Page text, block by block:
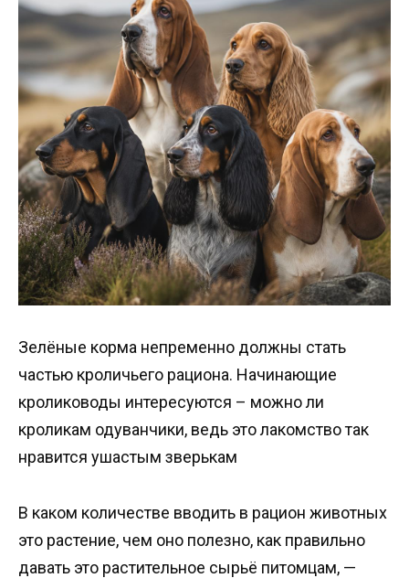
Зелёные корма непременно должны стать
частью кроличьего рациона. Начинающие
кролиководы интересуются – можно ли
кроликам одуванчики, ведь это лакомство так
нравится ушастым зверькам
В каком количестве вводить в рацион животных
это растение, чем оно полезно, как правильно
давать это растительное сырьё питомцам, —